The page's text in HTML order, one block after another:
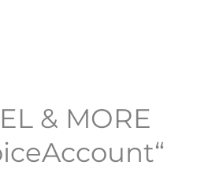
& MORE